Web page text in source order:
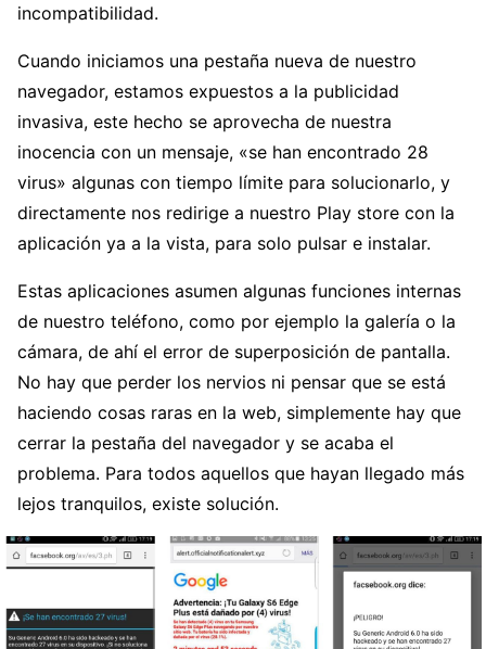
incompatibilidad.
Cuando iniciamos una pestaña nueva de nuestro
navegador, estamos expuestos a la publicidad
invasiva, este hecho se aprovecha de nuestra
inocencia con un mensaje, «se han encontrado 28
virus» algunas con tiempo límite para solucionarlo, y
directamente nos redirige a nuestro Play store con la
aplicación ya a la vista, para solo pulsar e instalar.
Estas aplicaciones asumen algunas funciones internas
de nuestro teléfono, como por ejemplo la galería o la
cámara, de ahí el error de superposición de pantalla.
No hay que perder los nervios ni pensar que se está
haciendo cosas raras en la web, simplemente hay que
cerrar la pestaña del navegador y se acaba el
problema. Para todos aquellos que hayan llegado más
lejos tranquilos, existe solución.